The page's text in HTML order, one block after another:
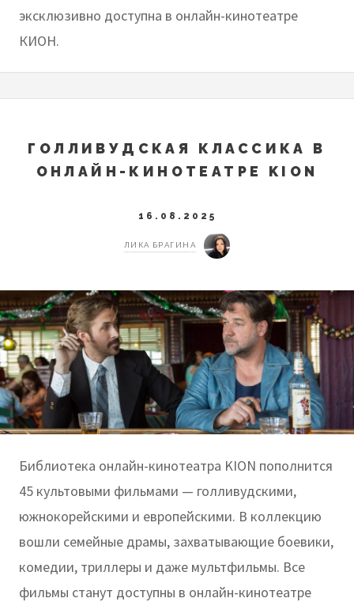
эксклюзивно доступна в онлайн-кинотеатре
КИОН.
ГОЛЛИВУДСКАЯ КЛАССИКА В
ОНЛАЙН-КИНОТЕАТРЕ KION
16.08.2025
ЛИКА БРАГИНА
Библиотека онлайн-кинотеатра KION пополнится
45 культовыми фильмами — голливудскими,
южнокорейскими и европейскими. В коллекцию
вошли семейные драмы, захватывающие боевики,
комедии, триллеры и даже мультфильмы. Все
фильмы станут доступны в онлайн-кинотеатре